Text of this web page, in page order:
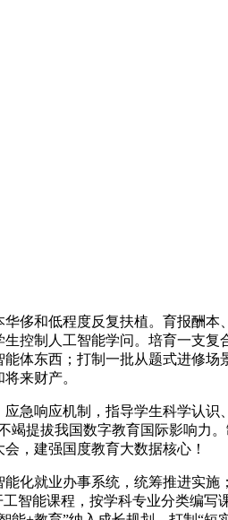
和低程度反复扶植。育报酬本
控制人工智能学问。培育一支
体东西；打制一批从题式进修
来财产。
响应机制，指导学生科学认识
提拔我国数字教育国际影响力
，建强国度教育大数据核心！
就业办事系统，统筹推进实施
智能课程，按学科专业分类编